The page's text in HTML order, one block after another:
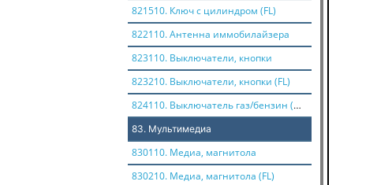
821510. Ключ с цилиндром (FL)
822110. Антенна иммобилайзера
823110. Выключатели, кнопки
823210. Выключатели, кнопки (FL)
824110. Выключатель газ/бензин (CNG)
83. Мультимедиа
830110. Медиа, магнитола
830210. Медиа, магнитола (FL)